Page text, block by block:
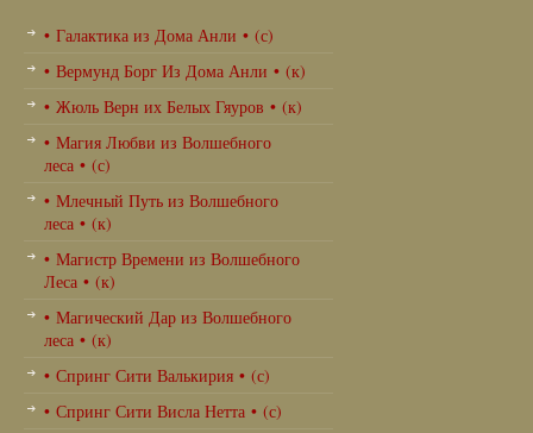
• Галактика из Дома Анли • (с)
• Вермунд Борг Из Дома Анли • (к)
• Жюль Верн их Белых Гяуров • (к)
• Магия Любви из Волшебного
леса • (с)
• Млечный Путь из Волшебного
леса • (к)
• Магистр Времени из Волшебного
Леса • (к)
• Магический Дар из Волшебного
леса • (к)
• Спринг Сити Валькирия • (с)
• Спринг Сити Висла Нетта • (с)